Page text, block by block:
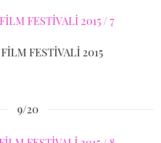
FESTİVALİ 2015
9/20